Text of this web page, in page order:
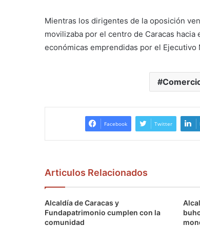
Mientras los dirigentes de la oposición
movilizaba por el centro de Caracas
económicas emprendidas por el Ejecutivo
Facebook Twitter
Articulos Relacionados
Alcaldía de Caracas y
Fundapatrimonio cumplen con la
comunidad